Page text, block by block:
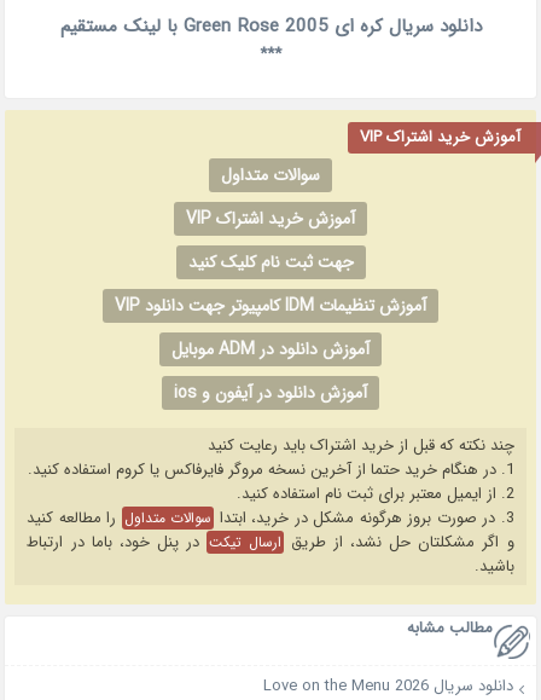
دانلود سریال کره ای Green Rose 2005 با لینک مستقیم
***
آموزش خرید اشتراک VIP
سوالات متداول
آموزش خرید اشتراک VIP
جهت ثبت نام کلیک کنید
آموزش تنظیمات IDM کامپیوتر جهت دانلود VIP
آموزش دانلود در ADM موبایل
آموزش دانلود در آیفون و ios
چند نکته که قبل از خرید اشتراک باید رعایت کنید
1. در هنگام خرید حتما از آخرین نسخه مروگر فایرفاکس یا کروم استفاده کنید.
2. از ایمیل معتبر برای ثبت نام استفاده کنید.
3. در صورت بروز هرگونه مشکل در خرید، ابتدا
سوالات متداول را مطالعه کنید
و اگر مشکلتان حل نشد، از طریق ارسال تیکت در پنل خود، باما در ارتباط
باشید.
مطالب مشابه
دانلود سریال Love on the Menu 2026